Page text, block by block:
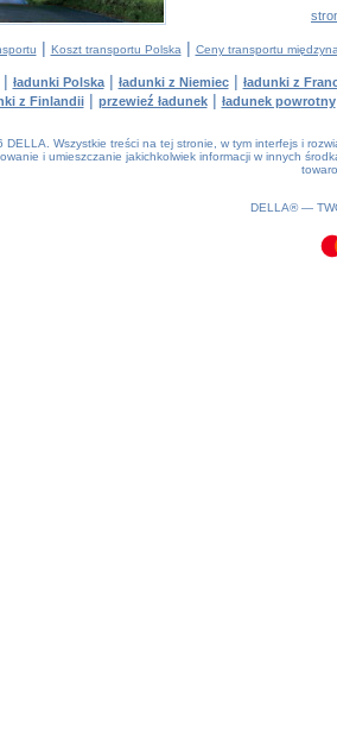
| Koszt transportu Polska | Ceny transportu
ładunki Polska| ładunki z Niemiec| ładunki z
z Finlandii| przewieź ładunek| ładunek powrotny
Wszystkie treści na tej stronie, w tym interfejs i
i umieszczanie jakichkolwiek informacji w innych
DELLA® —